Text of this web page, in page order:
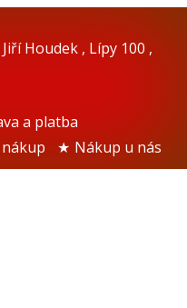
Houdek , Lípy 100 ,
a platba
Nákup u nás